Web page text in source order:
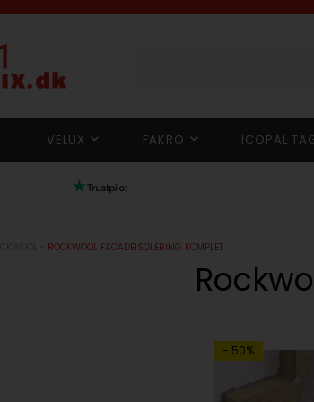
VELUX FAKRO ICOPAL
ROCKWOOL FACADEISOLERING KOMPLET
- 50%